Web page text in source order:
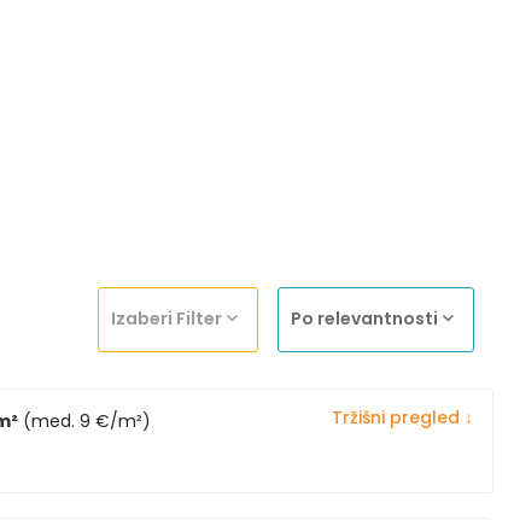
Izaberi Filter Po relevantnosti
(med. 9 €/m²) Tržišni pregled ↓